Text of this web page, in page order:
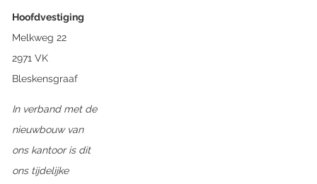
Hoofdvestiging
Melkweg 22
2971 VK
Bleskensgraaf
In verband met de
nieuwbouw van
ons kantoor is dit
ons tijdelijke